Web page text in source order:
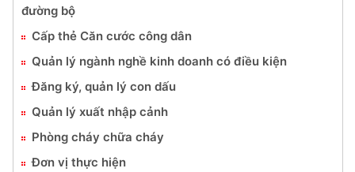
đường bộ
Cấp thẻ Căn cước công dân
Quản lý ngành nghề kinh doanh có điều kiện
Đăng ký, quản lý con dấu
Quản lý xuất nhập cảnh
Phòng cháy chữa cháy
Đơn vị thực hiện